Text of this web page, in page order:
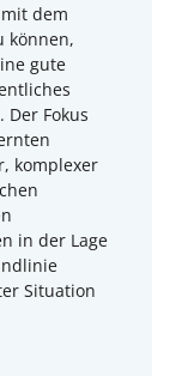
dem
können,
gute
Fokus
komplexer
in der Lage
Situation